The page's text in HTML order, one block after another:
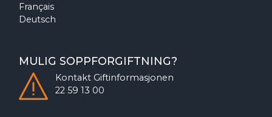
Français
Deutsch
MULIG SOPPFORGIFTNING?
Kontakt Giftinformasjonen
22 59 13 00